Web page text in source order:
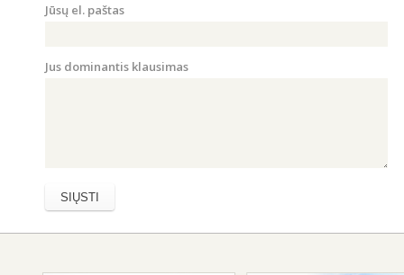
Jūsų el. paštas
Jus dominantis klausimas